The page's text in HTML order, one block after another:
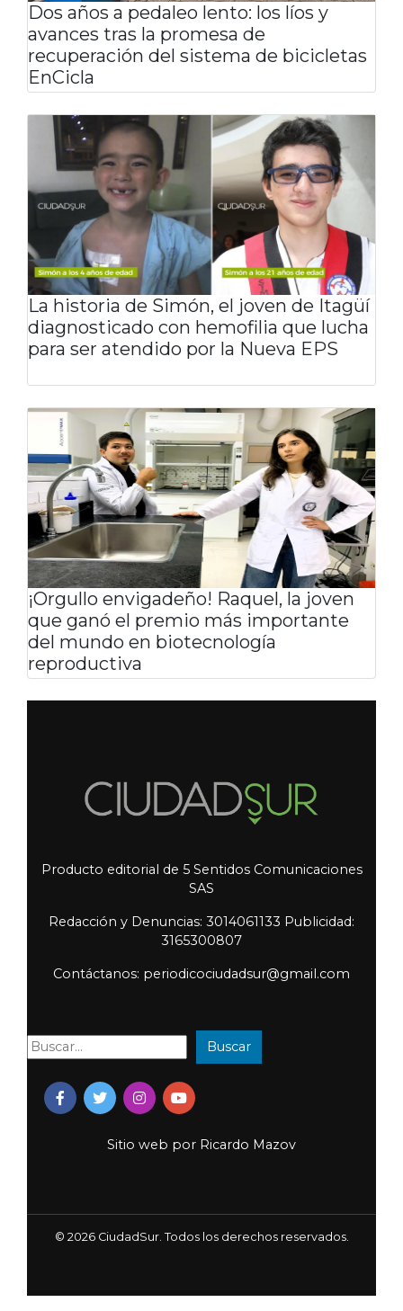
Dos años a pedaleo lento: los líos y
avances tras la promesa de
recuperación del sistema de bicicletas
EnCicla
La historia de Simón, el joven de Itagüí
diagnosticado con hemofilia que lucha
para ser atendido por la Nueva EPS
¡Orgullo envigadeño! Raquel, la joven
que ganó el premio más importante
del mundo en biotecnología
reproductiva
Producto editorial de 5 Sentidos Comunicaciones
SAS
Redacción y Denuncias: 3014061133 Publicidad:
3165300807
Contáctanos: periodicociudadsur@gmail.com
Buscar: Buscar
Sitio web por Ricardo Mazov
© 2026 CiudadSur. Todos los derechos reservados.